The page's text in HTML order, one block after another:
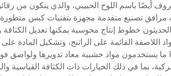
أيضًا باسم اللوح الحبيبي، والذي يتكون من
تصنيع متقدمة مجهزة بتقنيات كبس
خطوط إنتاج محوسبة يمكنها تعديل
اللاصقة القائمة على الراتنج، وتشكيل
يستخدمون مواد خشبية معاد تدويرها ولواصق
بما في ذلك الخيارات ذات الكثافة